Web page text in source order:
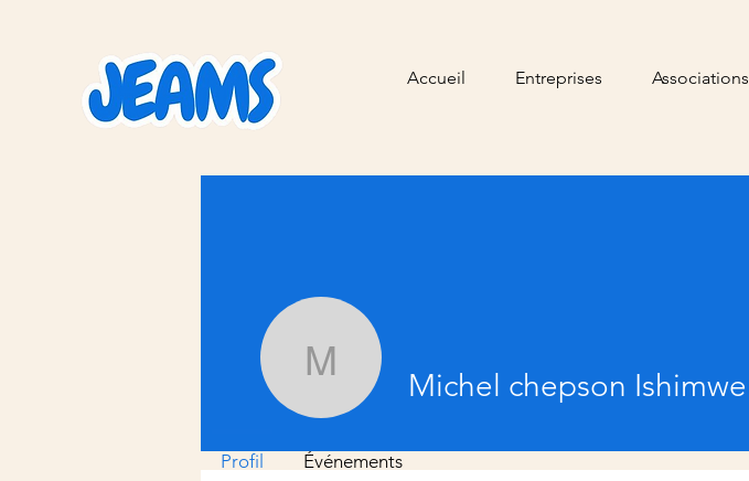
Accueil Entreprises Associations
Michel chepson Ishimwe
Michel chepson Ishimwe
Profil Événements